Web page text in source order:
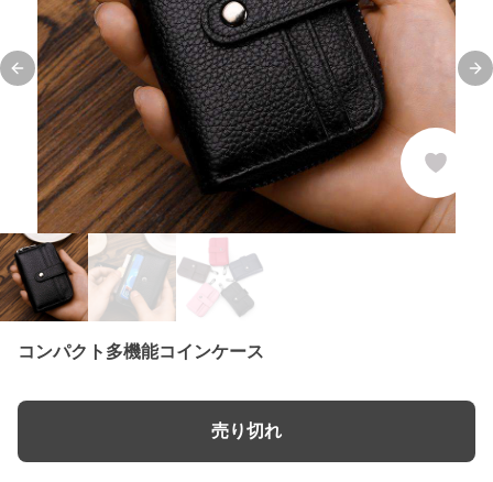
Previous slide
コンパクト多機能コインケース
売り切れ